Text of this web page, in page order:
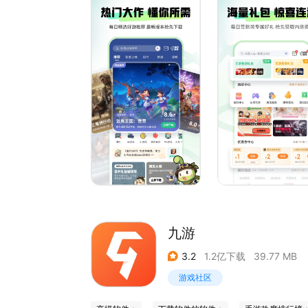
九游
3.2 1.2亿下载 39.77 MB
游戏社区